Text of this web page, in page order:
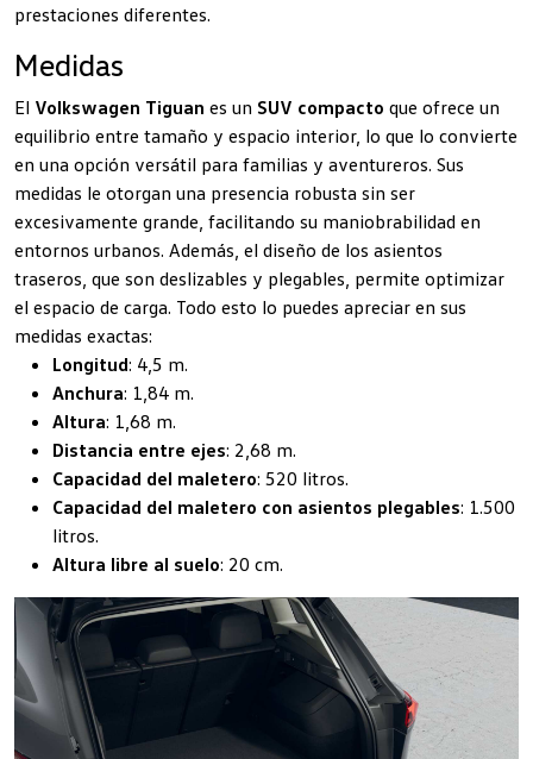
prestaciones diferentes.
Medidas
El Volkswagen Tiguan es un SUV compacto que ofrece un
equilibrio entre tamaño y espacio interior, lo que lo convierte
en una opción versátil para familias y aventureros. Sus
medidas le otorgan una presencia robusta sin ser
excesivamente grande, facilitando su maniobrabilidad en
entornos urbanos. Además, el diseño de los asientos
traseros, que son deslizables y plegables, permite optimizar
el espacio de carga. Todo esto lo puedes apreciar en sus
medidas exactas:
Longitud: 4,5 m.
Anchura: 1,84 m.
Altura: 1,68 m.
Distancia entre ejes: 2,68 m.
Capacidad del maletero: 520 litros.
Capacidad del maletero con asientos plegables: 1.500
litros.
Altura libre al suelo: 20 cm.